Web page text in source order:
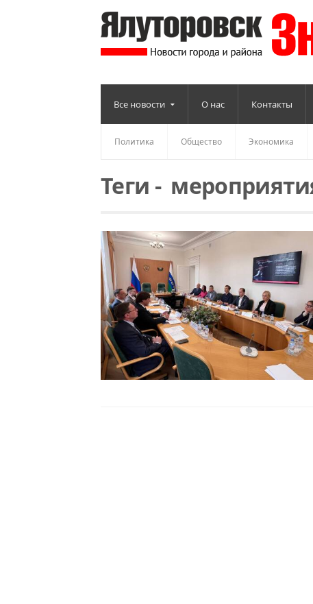
Все новости О нас Контакты
Политика Общество Экономика
Теги -
Читать